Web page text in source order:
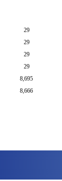
29
29
29
29
8,695
8,666